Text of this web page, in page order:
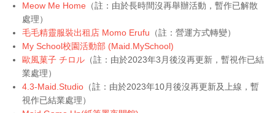
Meow Me Home （註：由於長時間沒再舉辦活動，暫作已解散
處理）
毛毛精靈服裝出租店 Momo Erufu （註：營運方式轉變）
My School校園活動部 (Maid.MySchool)
歐風菓子 チロル （註：由於2023年3月後沒再更新，暫視作已結
業處理）
4.3-Maid.Studio （註：由於2023年10月後沒再更新及上線，暫
視作已結業處理）